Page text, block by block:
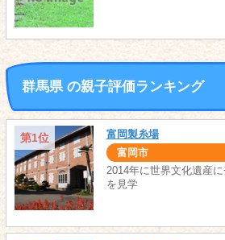
群馬県 の親子評価ランキング
第1位 富岡製糸場
富岡市
2014年に世界文化遺産
を見学